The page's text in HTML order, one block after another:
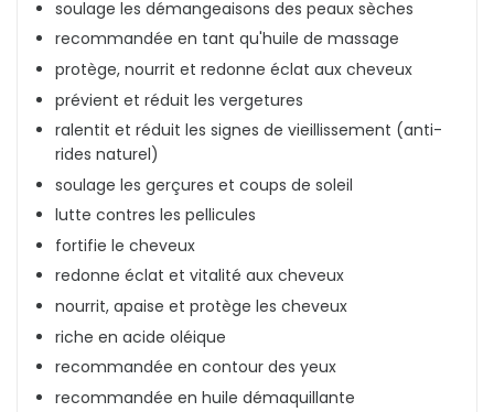
soulage les démangeaisons des peaux sèches
recommandée en tant qu'huile de massage
protège, nourrit et redonne éclat aux cheveux
prévient et réduit les vergetures
ralentit et réduit les signes de vieillissement (anti-
rides naturel)
soulage les gerçures et coups de soleil
lutte contres les pellicules
fortifie le cheveux
redonne éclat et vitalité aux cheveux
nourrit, apaise et protège les cheveux
riche en acide oléique
recommandée en contour des yeux
recommandée en huile démaquillante